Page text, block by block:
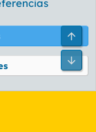
Ayuda
Ltd.
Pie